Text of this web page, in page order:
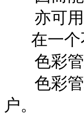
亦可用
在一个
色彩管
色彩管
户。